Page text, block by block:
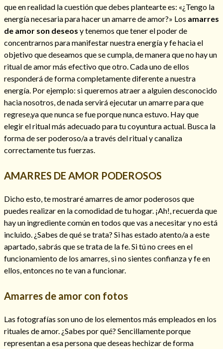
que en realidad la cuestión que debes plantearte es: «¿Tengo la
energía necesaria para hacer un amarre de amor?» Los amarres
de amor son deseos y tenemos que tener el poder de
concentrarnos para manifestar nuestra energía y fe hacia el
objetivo que deseamos que se cumpla, de manera que no hay un
ritual de amor más efectivo que otro. Cada uno de ellos
responderá de forma completamente diferente a nuestra
energía. Por ejemplo: si queremos atraer a alguien desconocido
hacia nosotros, de nada servirá ejecutar un amarre para que
regrese,ya que nunca se fue porque nunca estuvo. Hay que
elegir el ritual más adecuado para tu coyuntura actual. Busca la
forma de ser poderoso/a a través del ritual y canaliza
correctamente tus fuerzas.
AMARRES DE AMOR PODEROSOS
Dicho esto, te mostraré amarres de amor poderosos que
puedes realizar en la comodidad de tu hogar. ¡Ah!, recuerda que
hay un ingrediente común en todos que vas a necesitar y no está
incluido. ¿Sabes de qué se trata? Si has estado atento/a a este
apartado, sabrás que se trata de la fe. Si tú no crees en el
funcionamiento de los amarres, si no sientes confianza y fe en
ellos, entonces no te van a funcionar.
Amarres de amor con fotos
Las fotografías son uno de los elementos más empleados en los
rituales de amor. ¿Sabes por qué? Sencillamente porque
representan a esa persona que deseas hechizar de forma